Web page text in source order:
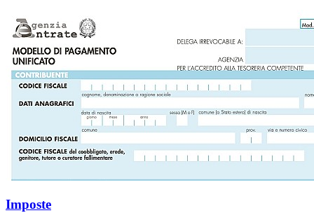
Imposte